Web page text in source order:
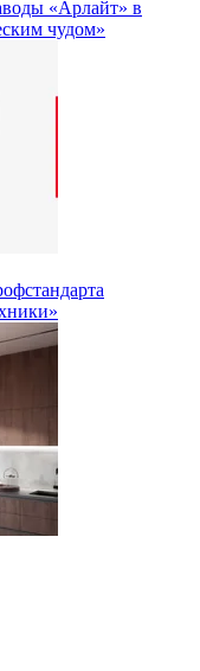
«Арлайт» в
чудом»